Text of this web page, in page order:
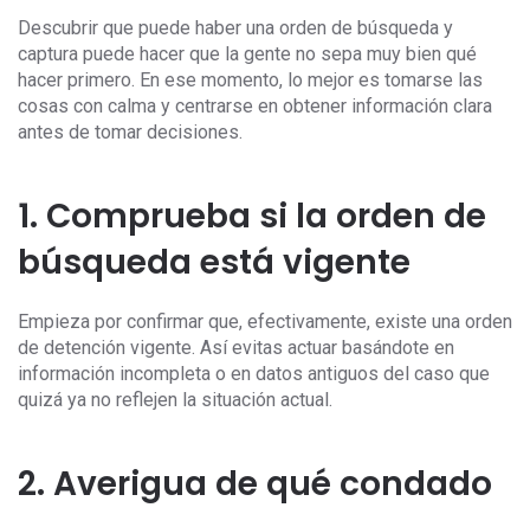
Descubrir que puede haber una orden de búsqueda y
captura puede hacer que la gente no sepa muy bien qué
hacer primero. En ese momento, lo mejor es tomarse las
cosas con calma y centrarse en obtener información clara
antes de tomar decisiones.
1. Comprueba si la orden de
búsqueda está vigente
Empieza por confirmar que, efectivamente, existe una orden
de detención vigente. Así evitas actuar basándote en
información incompleta o en datos antiguos del caso que
quizá ya no reflejen la situación actual.
2. Averigua de qué condado